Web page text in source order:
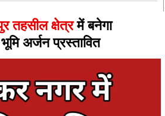
तहसील क्षेत्रमें बनेगा
अर्जन प्रस्तावित